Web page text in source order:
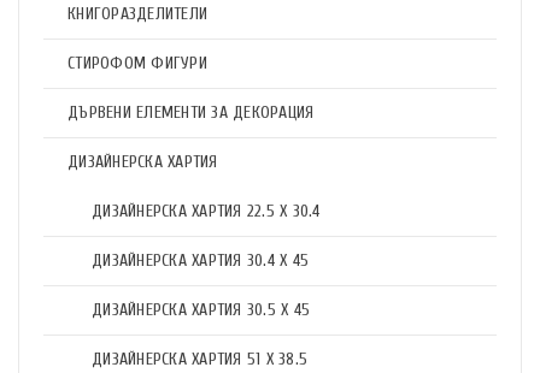
КНИГОРАЗДЕЛИТЕЛИ
СТИРОФОМ ФИГУРИ
ДЪРВЕНИ ЕЛЕМЕНТИ ЗА ДЕКОРАЦИЯ
ДИЗАЙНЕРСКА ХАРТИЯ
ДИЗАЙНЕРСКА ХАРТИЯ 22.5 X 30.4
ДИЗАЙНЕРСКА ХАРТИЯ 30.4 X 45
ДИЗАЙНЕРСКА ХАРТИЯ 30.5 X 45
ДИЗАЙНЕРСКА ХАРТИЯ 51 X 38.5